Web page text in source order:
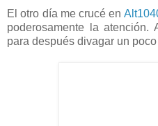
El otro día me crucé en
poderosamente la atención.
para después divagar un